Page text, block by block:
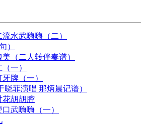
水武嗨嗨（二）
）
（二人转伴奏谱）
一）
牌（一）
菲演唱 那炳晨记谱）
花胡胡腔
武嗨嗨（一）